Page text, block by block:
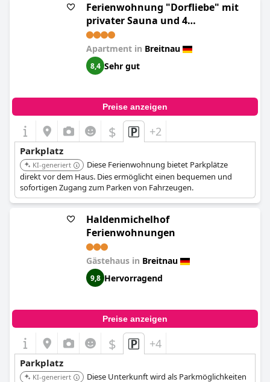
Ferienwohnung "Dorfliebe" mit
privater Sauna und 4
Schlafzimmern in Breitnau
Apartment in Breitnau
8,4 Sehr gut
Preise anzeigen
$ +2
Parkplatz
KI-generiert
Diese Ferienwohnung bietet Parkplätze
direkt vor dem Haus. Dies ermöglicht einen bequemen und
sofortigen Zugang zum Parken von Fahrzeugen.
Haldenmichelhof
Ferienwohnungen
Gästehaus in Breitnau
9,8 Hervorragend
Preise anzeigen
$ +4
Parkplatz
KI-generiert Diese Unterkunft wird als Parkmöglichkeiten